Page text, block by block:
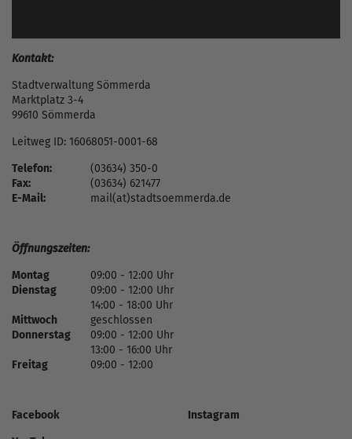
Kontakt:
Stadtverwaltung Sömmerda
Marktplatz 3-4
99610 Sömmerda
Leitweg ID: 16068051-0001-68
Telefon:
(03634) 350-0
Fax:
(03634) 621477
E-Mail:
mail(at)stadtsoemmerda.de
Öffnungszeiten:
Montag
09:00 - 12:00 Uhr
Dienstag
09:00 - 12:00 Uhr
14:00 - 18:00 Uhr
Mittwoch
geschlossen
Donnerstag
09:00 - 12:00 Uhr
13:00 - 16:00 Uhr
Freitag
09:00 - 12:00
Facebook
Instagram